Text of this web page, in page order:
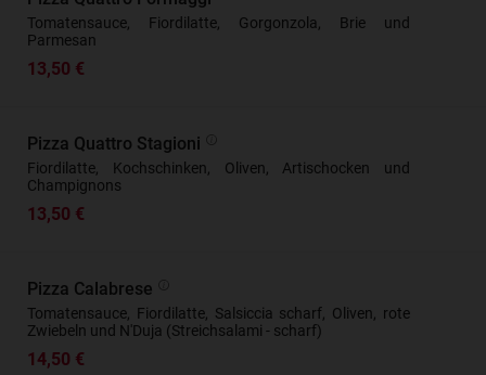
Tomatensauce, Fiordilatte, Gorgonzola, Brie und
Parmesan
13,50 €
Pizza Quattro Stagioni
Fiordilatte, Kochschinken, Oliven, Artischocken und
Champignons
13,50 €
Pizza Calabrese
Tomatensauce, Fiordilatte, Salsiccia scharf, Oliven, rote
Zwiebeln und N'Duja (Streichsalami - scharf)
14,50 €